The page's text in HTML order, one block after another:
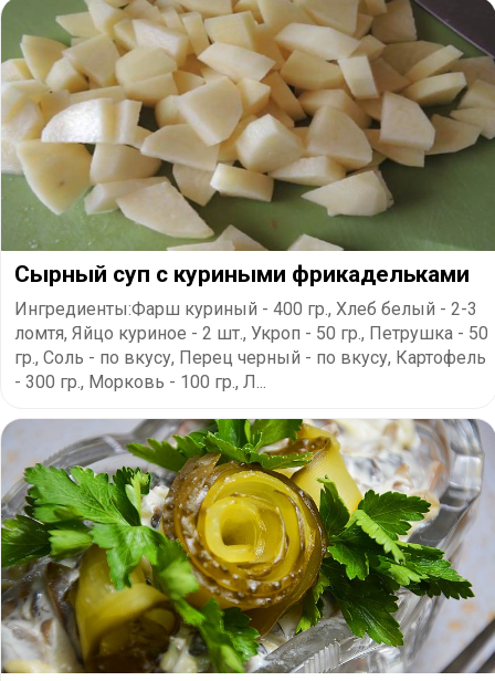
Сырный суп с куриными фрикадельками
Ингредиенты:Фарш куриный - 400 гр., Хлеб белый - 2-3
ломтя, Яйцо куриное - 2 шт., Укроп - 50 гр., Петрушка - 50
гр., Соль - по вкусу, Перец черный - по вкусу, Картофель
- 300 гр., Морковь - 100 гр., Л...